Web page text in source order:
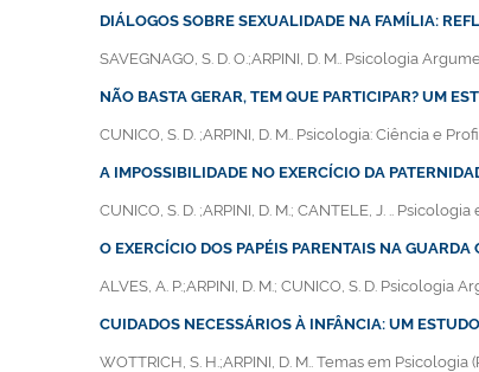
DIÁLOGOS SOBRE SEXUALIDADE NA FAMÍLIA:
SAVEGNAGO, S. D. O.;ARPINI, D. M.. Psicologia
NÃO BASTA GERAR, TEM QUE PARTICIPAR? UM
CUNICO, S. D. ;ARPINI, D. M.. Psicologia: Ciência e
A IMPOSSIBILIDADE NO EXERCÍCIO DA
CUNICO, S. D. ;ARPINI, D. M.; CANTELE, J. ..
O EXERCÍCIO DOS PAPÉIS PARENTAIS NA GUARDA
ALVES, A. P.;ARPINI, D. M.; CUNICO, S. D. Psicologia
CUIDADOS NECESSÁRIOS À INFÂNCIA: UM
WOTTRICH, S. H.;ARPINI, D. M.. Temas em Psicologia